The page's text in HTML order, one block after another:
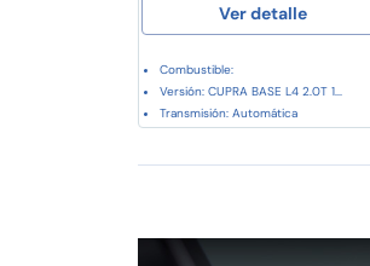
Ver detalle
Combustible:
Versión: CUPRA BASE L4 2.0T 1...
Transmisión: Automática